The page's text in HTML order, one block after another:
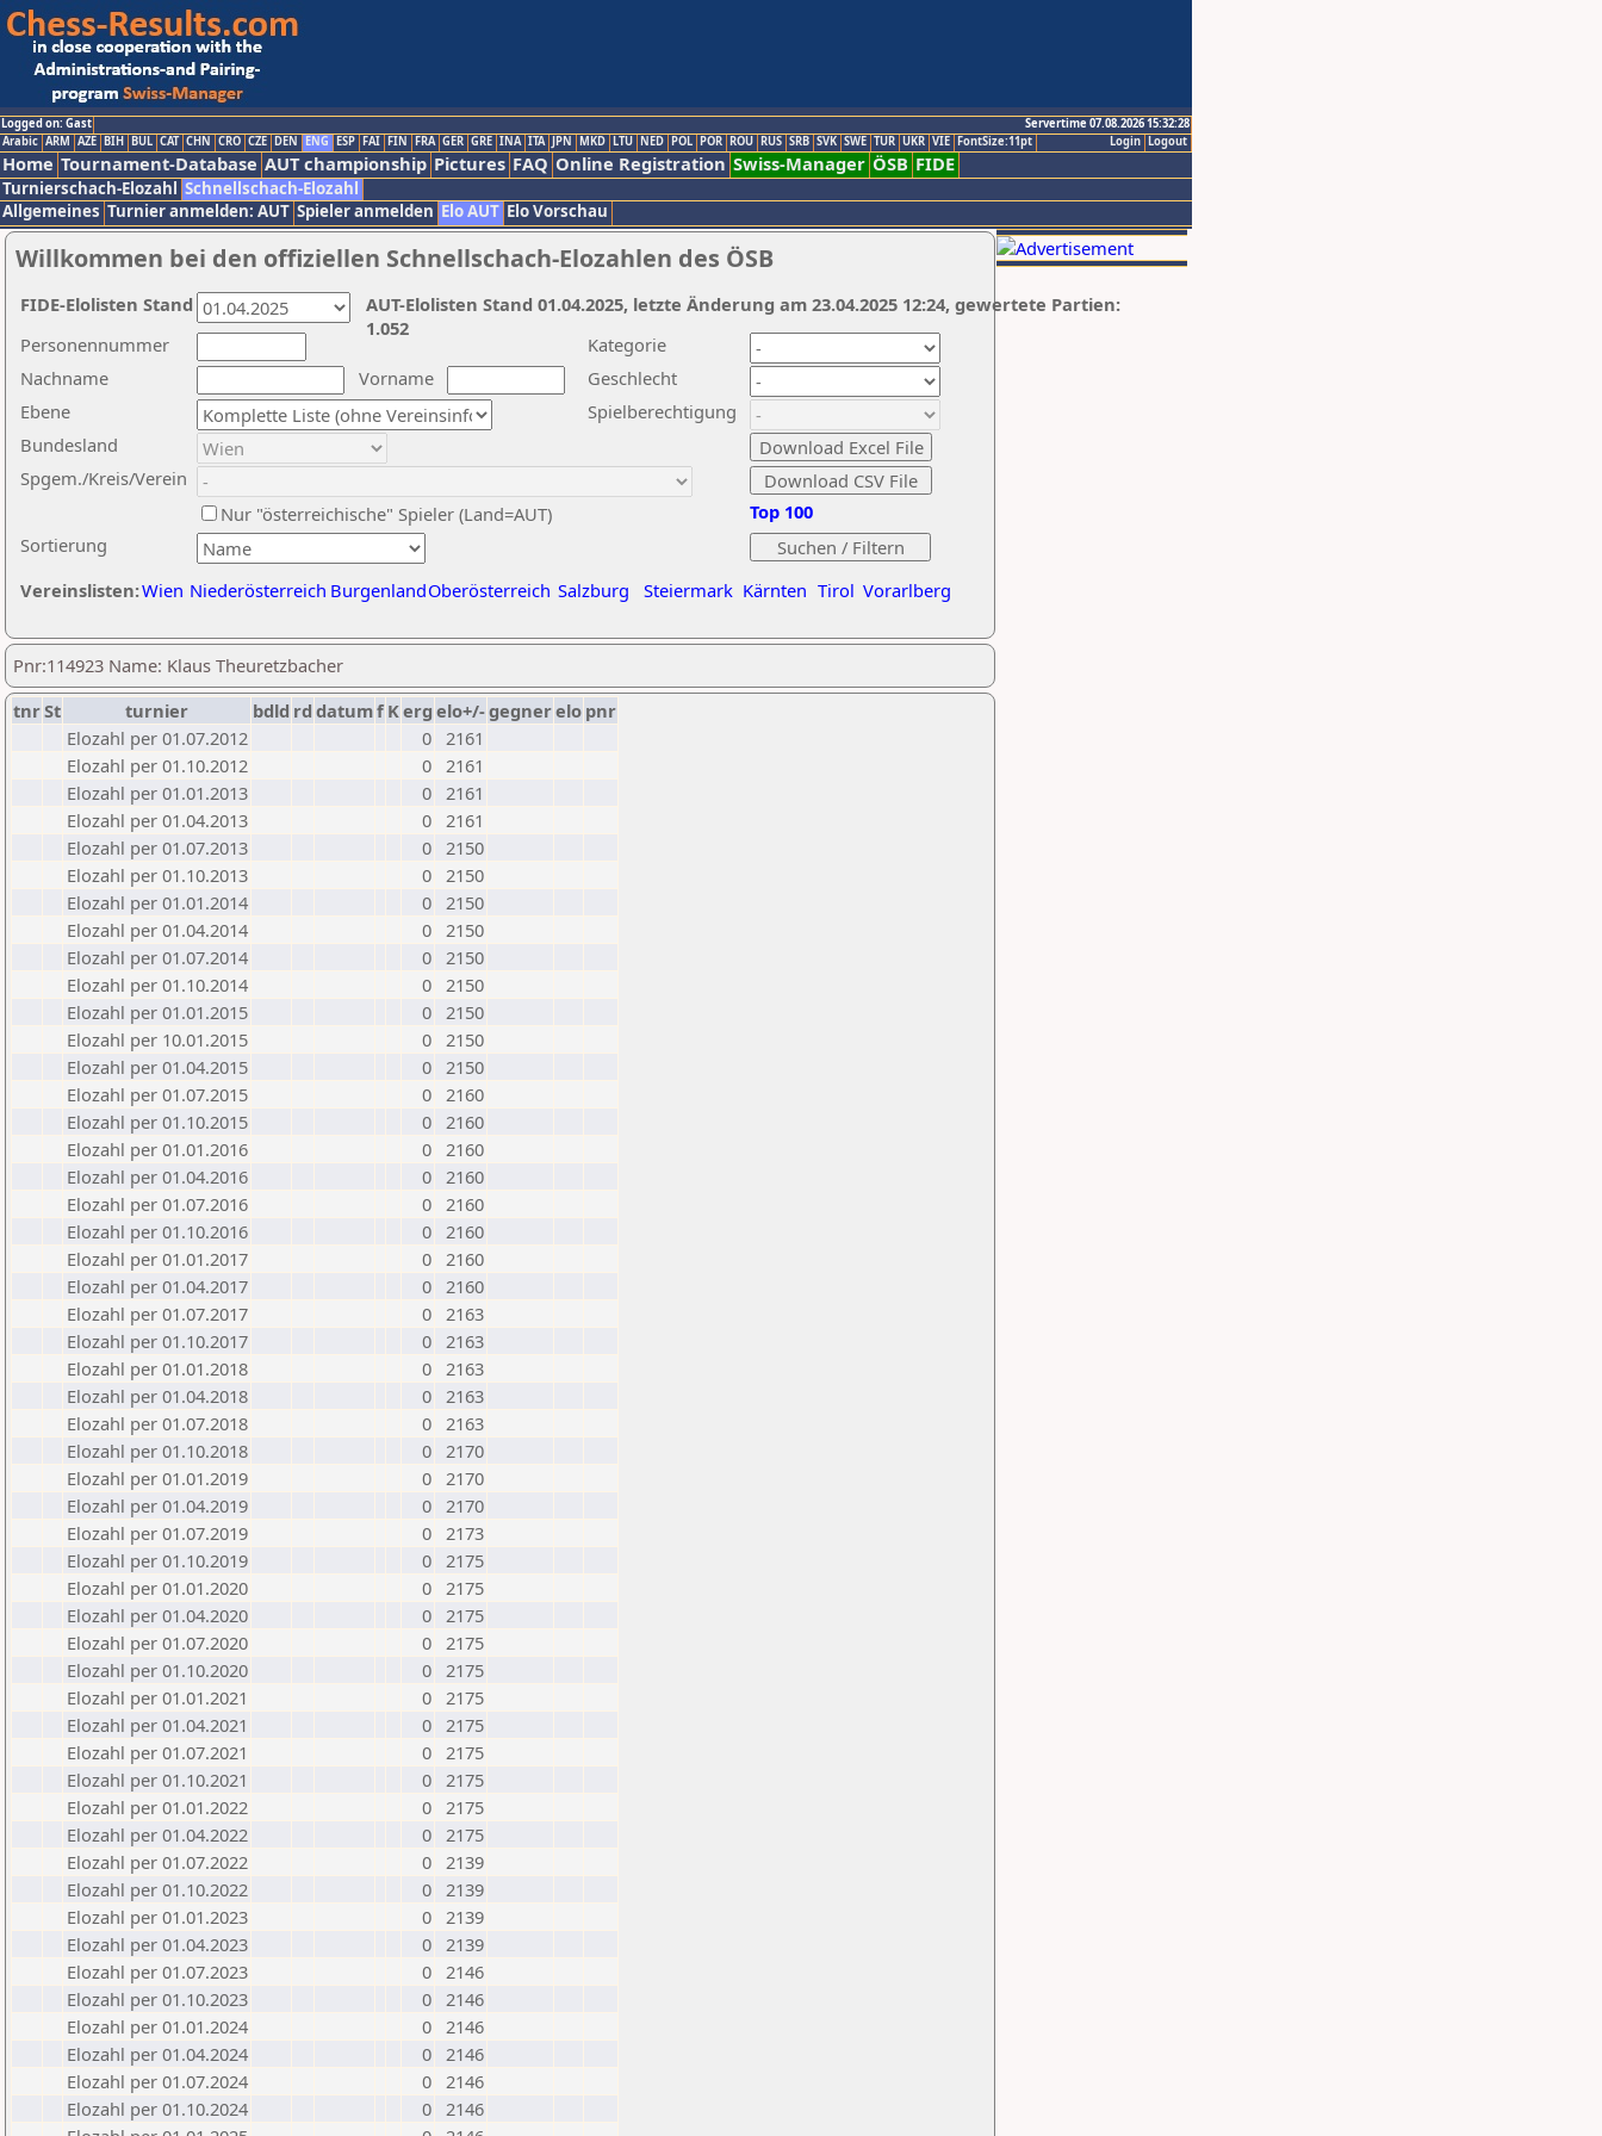
Logged on: Gast
Servertime 07.08.2026 15:32:28
Logout
Login
Arabic ARM AZE BIH BUL CAT CHN CRO CZE DEN ENG ESP FAI FIN FRA GER GRE INA ITA JPN MKD LTU NED POL POR ROU RUS SRB SVK SWE TUR UKR VIE FontSize:11pt
Home Tournament-Database AUT championship Pictures FAQ Online Registration Swiss-Manager ÖSB FIDE
Turnierschach-Elozahl Schnellschach-Elozahl
Allgemeines Turnier anmelden: AUT Spieler anmelden Elo AUT Elo Vorschau
Willkommen bei den offiziellen Schnellschach-Elozahlen des ÖSB
Nachname
Vorname
Ebene
Kategorie
Sortierung
Personennummer
Bundesland
Spgem./Kreis/Verein
Geschlecht
Nur "österreichische" Spieler (Land=AUT)
Spielberechtigung
Vereinslisten:Wien Niederösterreich BurgenlandOberösterreich Salzburg Steiermark Kärnten Tirol Vorarlberg
Top 100
AUT-Elolisten Stand 01.04.2025, letzte Änderung am 23.04.2025 12:24, gewertete Partien:
1.052
FIDE-Elolisten Stand
Pnr:114923 Name: Klaus Theuretzbacher
tnrSt turnier bdld rd datumf Kerg elo+/-gegnerelo pnr
Elozahl per 01.07.2012
0 2161
Elozahl per 01.10.2012
0 2161
Elozahl per 01.01.2013
0 2161
Elozahl per 01.04.2013
0 2161
Elozahl per 01.07.2013
0 2150
Elozahl per 01.10.2013
0 2150
Elozahl per 01.01.2014
0 2150
Elozahl per 01.04.2014
0 2150
Elozahl per 01.07.2014
0 2150
Elozahl per 01.10.2014
0 2150
Elozahl per 01.01.2015
0 2150
Elozahl per 10.01.2015
0 2150
Elozahl per 01.04.2015
0 2150
Elozahl per 01.07.2015
0 2160
Elozahl per 01.10.2015
0 2160
Elozahl per 01.01.2016
0 2160
Elozahl per 01.04.2016
0 2160
Elozahl per 01.07.2016
0 2160
Elozahl per 01.10.2016
0 2160
Elozahl per 01.01.2017
0 2160
Elozahl per 01.04.2017
0 2160
Elozahl per 01.07.2017
0 2163
Elozahl per 01.10.2017
0 2163
Elozahl per 01.01.2018
0 2163
Elozahl per 01.04.2018
0 2163
Elozahl per 01.07.2018
0 2163
Elozahl per 01.10.2018
0 2170
Elozahl per 01.01.2019
0 2170
Elozahl per 01.04.2019
0 2170
Elozahl per 01.07.2019
0 2173
Elozahl per 01.10.2019
0 2175
Elozahl per 01.01.2020
0 2175
Elozahl per 01.04.2020
0 2175
Elozahl per 01.07.2020
0 2175
Elozahl per 01.10.2020
0 2175
Elozahl per 01.01.2021
0 2175
Elozahl per 01.04.2021
0 2175
Elozahl per 01.07.2021
0 2175
Elozahl per 01.10.2021
0 2175
Elozahl per 01.01.2022
0 2175
Elozahl per 01.04.2022
0 2175
Elozahl per 01.07.2022
0 2139
Elozahl per 01.10.2022
0 2139
Elozahl per 01.01.2023
0 2139
Elozahl per 01.04.2023
0 2139
Elozahl per 01.07.2023
0 2146
Elozahl per 01.10.2023
0 2146
Elozahl per 01.01.2024
0 2146
Elozahl per 01.04.2024
0 2146
Elozahl per 01.07.2024
0 2146
Elozahl per 01.10.2024
0 2146